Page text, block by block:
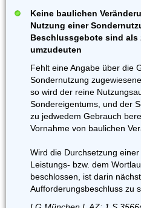
Keine baulichen
Nutzung einer
Beschlussgebote sind
umzudeuten
Fehlt eine Angabe über die
Sondernutzung
so wird der reine
Sondereigentums, und der
zu jedwedem Gebrauch
Vornahme von baulichen
Wird die Durchsetzung
Leistungs- bzw. dem
beschlossen, ist darin
Aufforderungsbeschluss zu